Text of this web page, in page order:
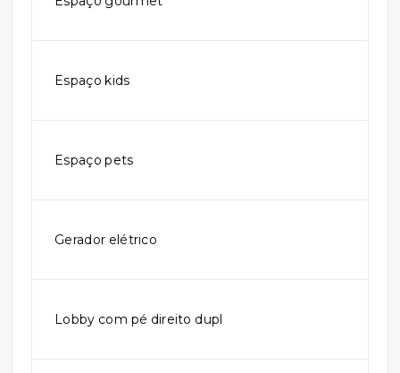
Espaço kids
Espaço pets
Gerador elétrico
Lobby com pé direito dupl